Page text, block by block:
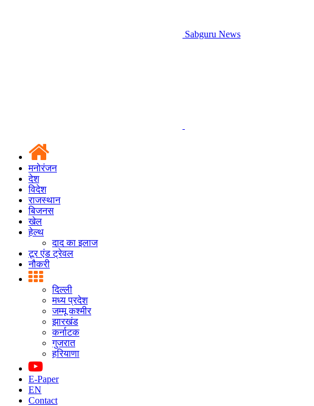
Sabguru News
मनोरंजन
देश
विदेश
राजस्थान
बिजनस
खेल
हेल्थ
दाद का इलाज
टूर एंड ट्रेवल
नौकरी
दिल्ली
मध्य प्रदेश
जम्मू कश्मीर
झारखंड
कर्नाटक
गुजरात
हरियाणा
E-Paper
EN
Contact